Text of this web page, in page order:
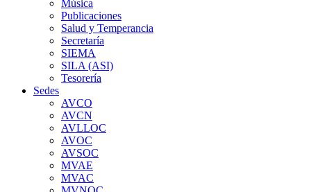
Música
Publicaciones
Salud y Temperancia
Secretaría
SIEMA
SILA (ASI)
Tesorería
Sedes
AVCO
AVCN
AVLLOC
AVOC
AVSOC
MVAE
MVAC